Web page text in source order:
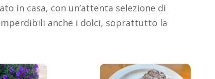
in casa, con un’attenta selezione di
anche i dolci, soprattutto la